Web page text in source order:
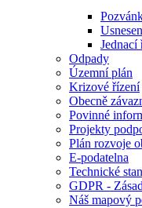
Jednací
Odpady
Územní plán
Krizové řízení
Obecně
Povinné
Projekty
Plán rozvoje
E-podatelna
Technické
GDPR -
Náš mapový